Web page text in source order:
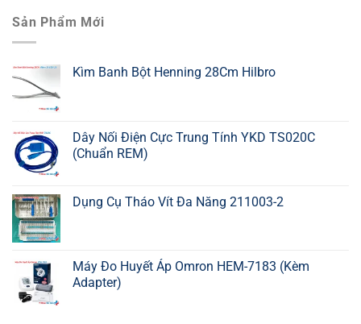
Sản Phẩm Mới
Kìm Banh Bột Henning 28Cm Hilbro
Dây Nối Điện Cực Trung Tính YKD TS020C
(Chuẩn REM)
Dụng Cụ Tháo Vít Đa Năng 211003-2
Máy Đo Huyết Áp Omron HEM-7183 (Kèm
Adapter)